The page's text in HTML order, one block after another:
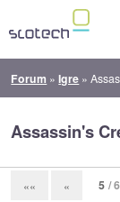
Forum »Igre »
Assassin's
«« « 5 / 6